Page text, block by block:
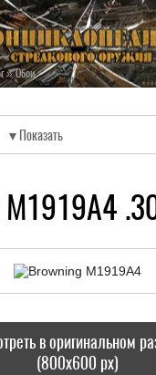
»Обои
в оригинальном
(800x600 px)